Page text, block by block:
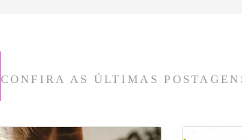
CONFIRA AS ÚLTIMAS